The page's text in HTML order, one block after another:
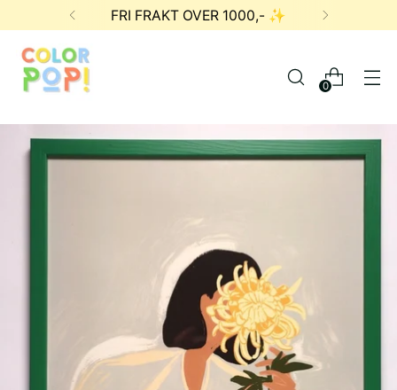
FRI FRAKT OVER 1000,- ✨
0